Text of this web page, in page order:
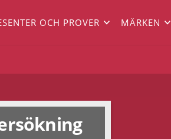
OCH PROVER MÄRKEN